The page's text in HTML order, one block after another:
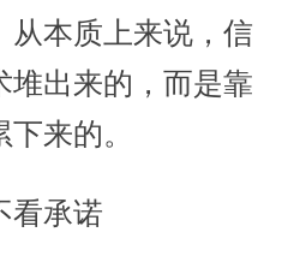
从本质上来说，信
堆出来的，而是靠
来的。
承诺